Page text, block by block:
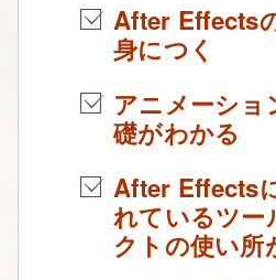
After Effects
身につく
アニメーショ
礎がわかる
After Effects
れているツー
クトの使い所